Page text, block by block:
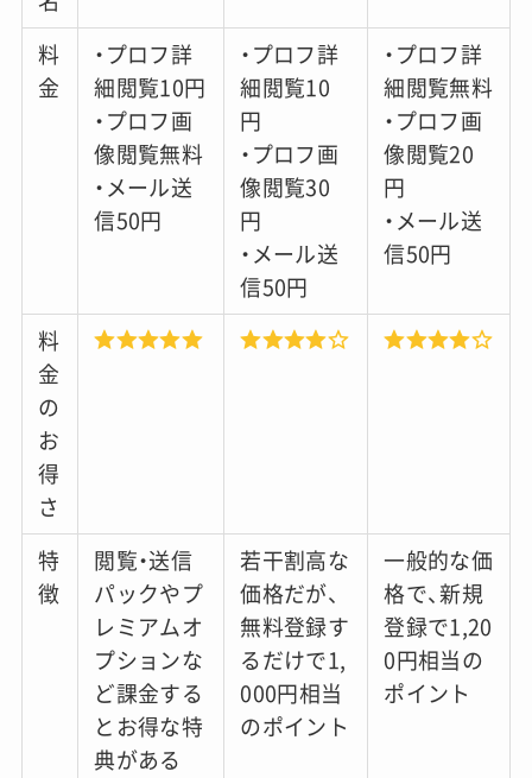
料
金
・プロフ詳
細閲覧10円
・プロフ画
像閲覧無料
・メール送
信50円
・プロフ詳
細閲覧10
円
・プロフ画
像閲覧30
円
・メール送
信50円
・プロフ詳
細閲覧無料
・プロフ画
像閲覧20
円
・メール送
信50円
料
金
の
お
得
さ
特
徴
閲覧・送信
パックやプ
レミアムオ
プションな
ど課金する
とお得な特
典がある
若干割高な
価格だが、
無料登録す
るだけで1,
000円相当
のポイント
一般的な価
格で、新規
登録で1,20
0円相当の
ポイント